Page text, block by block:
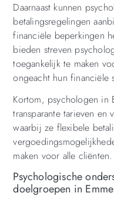
Daarnaast kunnen
betalingsregelingen
financiële beperkingen
bieden streven
toegankelijk te maken
ongeacht hun financiële
Kortom, psychologen in
transparante tarieven
waarbij ze flexibele
maken voor alle cliënten.
Psychologische
doelgroepen in